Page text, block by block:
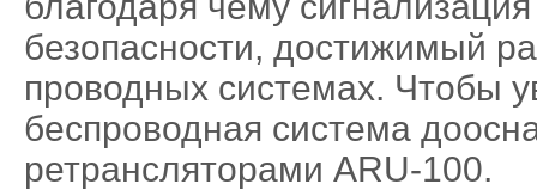
безопасности, достижимый
проводных системах. Чтобы
беспроводная система
ретрансляторами ARU-100.